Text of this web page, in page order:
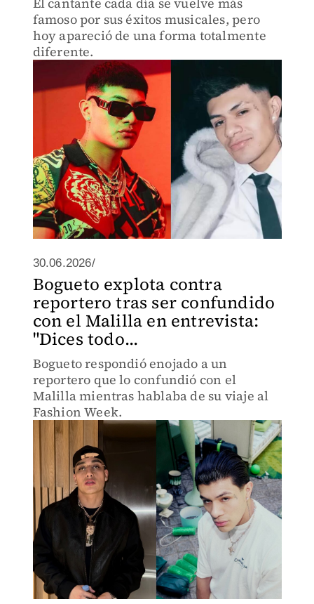
famoso por sus éxitos musicales, pero
hoy apareció de una forma totalmente
diferente.
30.06.2026/
Bogueto explota contra
reportero tras ser confundido
con el Malilla en entrevista:
"Dices todo...
Bogueto respondió enojado a un
reportero que lo confundió con el
Malilla mientras hablaba de su viaje al
Fashion Week.